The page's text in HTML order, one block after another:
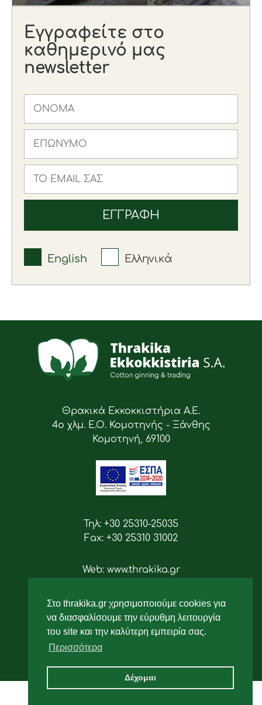
Στο thrakika.gr χρησιμοποιούμε cookies για
να διασφαλίσουμε την εύρυθμη λειτουργία
του site και την καλύτερη εμπειρία σας.
Περισσότερα
Δέχομαι
Εγγραφείτε στο
καθημερινό μας
newsletter
English Ελληνικά
Θρακικά Εκκοκκιστήρια Α.Ε.
4ο χλμ. Ε.Ο. Κομοτηνής - Ξάνθης
Κομοτηνή, 69100
Τηλ: +30 25310-25035
Fax: +30 25310 31002
Web: www.thrakika.gr
Ακολουθήστε μας